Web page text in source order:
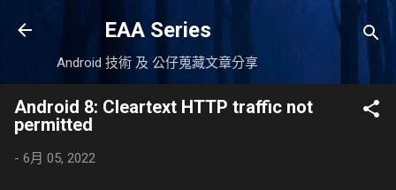
跳到主要內容
EAA Series
Android 技術 及 公仔蒐藏文章分享
Android 8: Cleartext HTTP traffic not
permitted
- 6月 05, 2022